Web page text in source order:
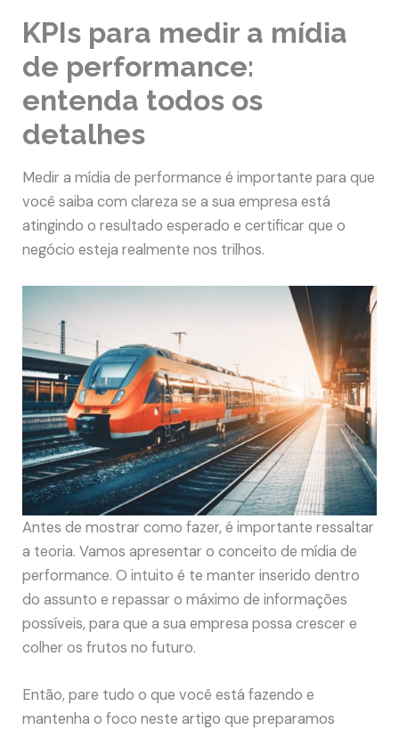
KPIs para medir a mídia
de performance:
entenda todos os
detalhes
Medir a mídia de performance é importante para que
você saiba com clareza se a sua empresa está
atingindo o resultado esperado e certificar que o
negócio esteja realmente nos trilhos.
Antes de mostrar como fazer, é importante ressaltar
a teoria. Vamos apresentar o conceito de mídia de
performance. O intuito é te manter inserido dentro
do assunto e repassar o máximo de informações
possíveis, para que a sua empresa possa crescer e
colher os frutos no futuro.
Então, pare tudo o que você está fazendo e
mantenha o foco neste artigo que preparamos